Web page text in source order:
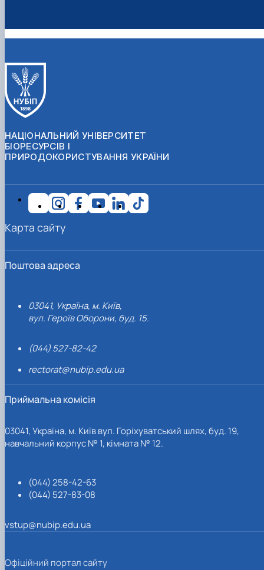
НАЦІОНАЛЬНИЙ УНІВЕРСИТЕТ
БІОРЕСУРСІВ І
ПРИРОДОКОРИСТУВАННЯ УКРАЇНИ
Поштова адреса
03041, Україна, м. Київ,
вул. Героїв Оборони, буд. 15.
(044) 527-82-42
rectorat@nubip.edu.ua
Приймальна комісія
03041, Україна, м. Київ вул. Горіхуватський шлях, буд. 19,
навчальний корпус № 1, кімната № 12.
(044) 258-42-63
(044) 527-83-08
vstup@nubip.edu.ua
Карта сайту
Офіційний портал сайту